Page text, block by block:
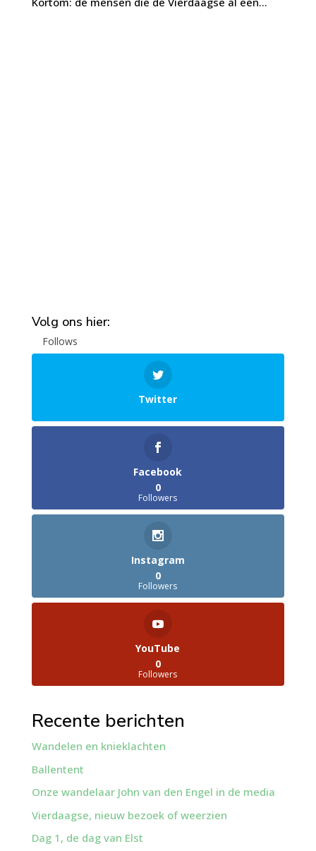
Volg ons hier:
Follows
Twitter
Facebook
0
Followers
Instagram
0
Followers
YouTube
0
Followers
Recente berichten
Wandelen en knieklachten
Ballentent
Onze wandelaar John van den Engel in de media
Vierdaagse, nieuw bezoek of weerzien
Dag 1, de dag van Elst